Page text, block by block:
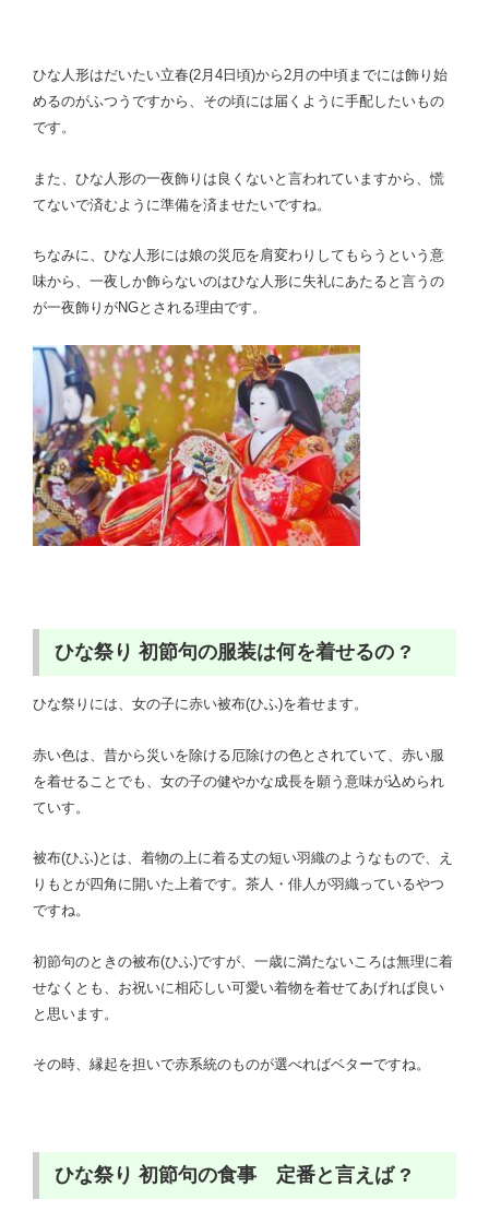
ひな人形はだいたい立春(2月4日頃)から2月の中頃までには飾り始
めるのがふつうですから、その頃には届くように手配したいもの
です。
また、ひな人形の一夜飾りは良くないと言われていますから、慌
てないで済むように準備を済ませたいですね。
ちなみに、ひな人形には娘の災厄を肩変わりしてもらうという意
味から、一夜しか飾らないのはひな人形に失礼にあたると言うの
が一夜飾りがNGとされる理由です。
ひな祭り 初節句の服装は何を着せるの ?
ひな祭りには、女の子に赤い被布(ひふ)を着せます。
赤い色は、昔から災いを除ける厄除けの色とされていて、赤い服
を着せることでも、女の子の健やかな成長を願う意味が込められ
ていす。
被布(ひふ)とは、着物の上に着る丈の短い羽織のようなもので、え
りもとが四角に開いた上着です。茶人・俳人が羽織っているやつ
ですね。
初節句のときの被布(ひふ)ですが、一歳に満たないころは無理に着
せなくとも、お祝いに相応しい可愛い着物を着せてあげれば良い
と思います。
その時、縁起を担いで赤系統のものが選べればベターですね。
ひな祭り 初節句の食事 定番と言えば ?